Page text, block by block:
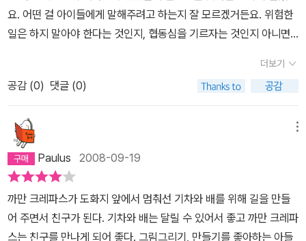
요. 어떤 걸 아이들에게 말해주려고 하는지 잘 모르겠거든요. 위험한
일은 하지 말아야 한다는 것인지, 협동심을 기르자는 것인지 아니면
쏭달쏭합니다. 이번 책에서도 까망이가 주인공이 되어 버스를 만나면
길을 그려주고,배를 만나면 바다를 그려주고,고속열차를 만나서는 기
찻길을 그려주는데, 고속열차를 만났을때는 다른 크레파스친구들도
함께 꽃이며 나무,건물,호수,학교,공원,놀이동산,무지개,자동차,산 등
을 그립니다. 전 오히려 모든 크레파스들이 고속열차를 만나서 그린
그림들이 예쁘고, 동심을 자극하더군요. 아이는 이 책 구입하면서 함
께 온 크레파스에 더 애정을 쏟으면서 열심히 그림을 그리고 있습니
다. 까만색 크레파스를 가장 좋아하구요.^^
더보기
공감 (0) 댓글 (0)
Paulus 2008-09-19
까만 크레파스가 도화지 앞에서 멈춰선 기차와 배를 위해 길을 만들
어 주면서 친구가 된다. 기차와 배는 달릴 수 있어서 좋고 까만 크레파
스는 친구를 만나게 되어 좋다. 그림그리기, 만들기를 좋아하는 아들